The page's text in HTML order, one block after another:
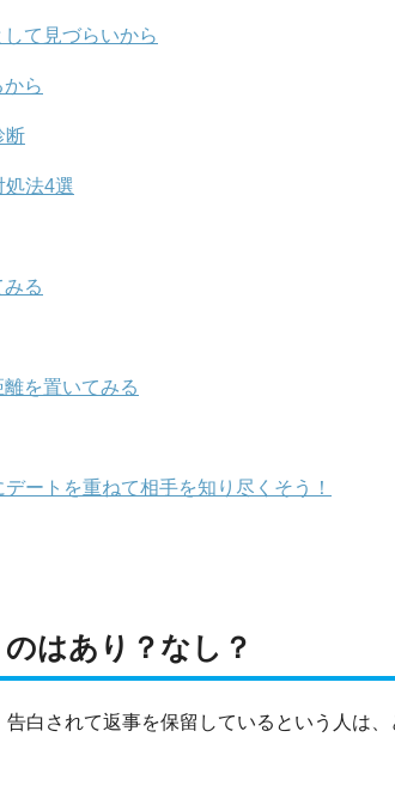
て見づらいから
ら
断
処法4選
る
を置いてみる
ートを重ねて相手を知り尽くそう！
はあり？なし？
白されて返事を保留しているという人は